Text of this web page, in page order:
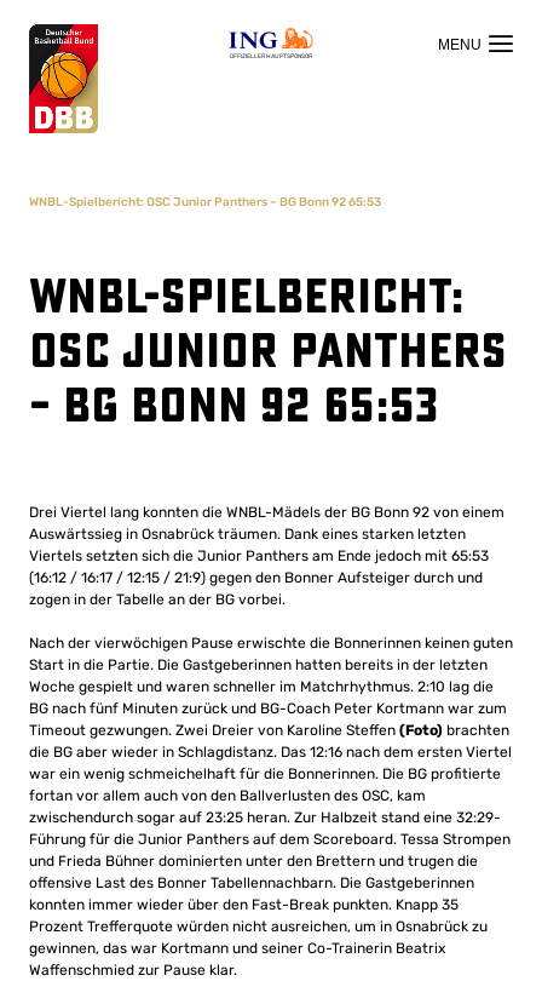
OFFIZIELLER HAUPTSPONSOR
WNBL-Spielbericht: OSC Junior Panthers – BG Bonn 92 65:53
WNBL-Spielbericht:
OSC Junior Panthers
– BG Bonn 92 65:53
Drei Viertel lang konnten die WNBL-Mädels der BG Bonn 92 von einem
Auswärtssieg in Osnabrück träumen. Dank eines starken letzten
Viertels setzten sich die Junior Panthers am Ende jedoch mit 65:53
(16:12 / 16:17 / 12:15 / 21:9) gegen den Bonner Aufsteiger durch und
zogen in der Tabelle an der BG vorbei.
Nach der vierwöchigen Pause erwischte die Bonnerinnen keinen guten
Start in die Partie. Die Gastgeberinnen hatten bereits in der letzten
Woche gespielt und waren schneller im Matchrhythmus. 2:10 lag die
BG nach fünf Minuten zurück und BG-Coach Peter Kortmann war zum
Timeout gezwungen. Zwei Dreier von Karoline Steffen (Foto) brachten
die BG aber wieder in Schlagdistanz. Das 12:16 nach dem ersten Viertel
war ein wenig schmeichelhaft für die Bonnerinnen. Die BG profitierte
fortan vor allem auch von den Ballverlusten des OSC, kam
zwischendurch sogar auf 23:25 heran. Zur Halbzeit stand eine 32:29-
Führung für die Junior Panthers auf dem Scoreboard. Tessa Strompen
und Frieda Bühner dominierten unter den Brettern und trugen die
offensive Last des Bonner Tabellennachbarn. Die Gastgeberinnen
konnten immer wieder über den Fast-Break punkten. Knapp 35
Prozent Trefferquote würden nicht ausreichen, um in Osnabrück zu
gewinnen, das war Kortmann und seiner Co-Trainerin Beatrix
Waffenschmied zur Pause klar.